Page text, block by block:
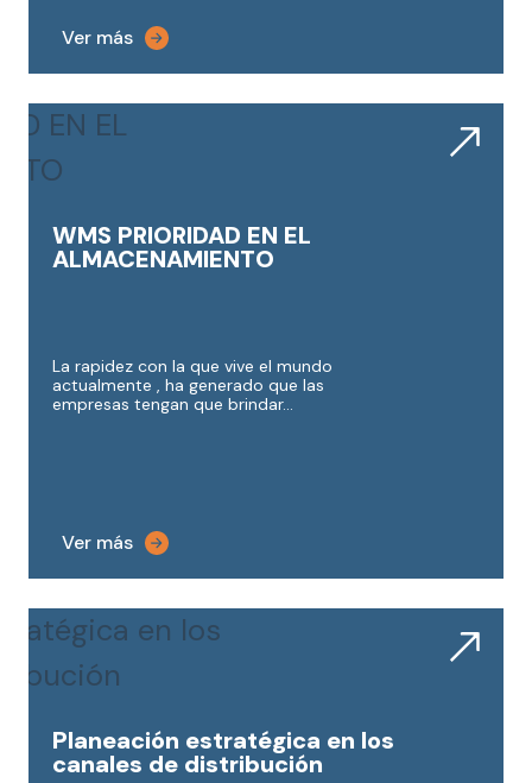
WMS PRIORIDAD EN EL
ALMACENAMIENTO
La rapidez con la que vive el mundo
actualmente , ha generado que las
empresas tengan que brindar...
Planeación estratégica en los
canales de distribución